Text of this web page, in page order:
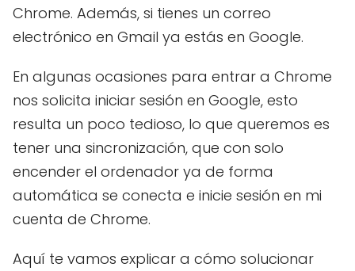
Chrome. Además, si tienes un correo
electrónico en Gmail ya estás en Google.
En algunas ocasiones para entrar a Chrome
nos solicita iniciar sesión en Google, esto
resulta un poco tedioso, lo que queremos es
tener una sincronización, que con solo
encender el ordenador ya de forma
automática se conecta e inicie sesión en mi
cuenta de Chrome.
Aquí te vamos explicar a cómo solucionar